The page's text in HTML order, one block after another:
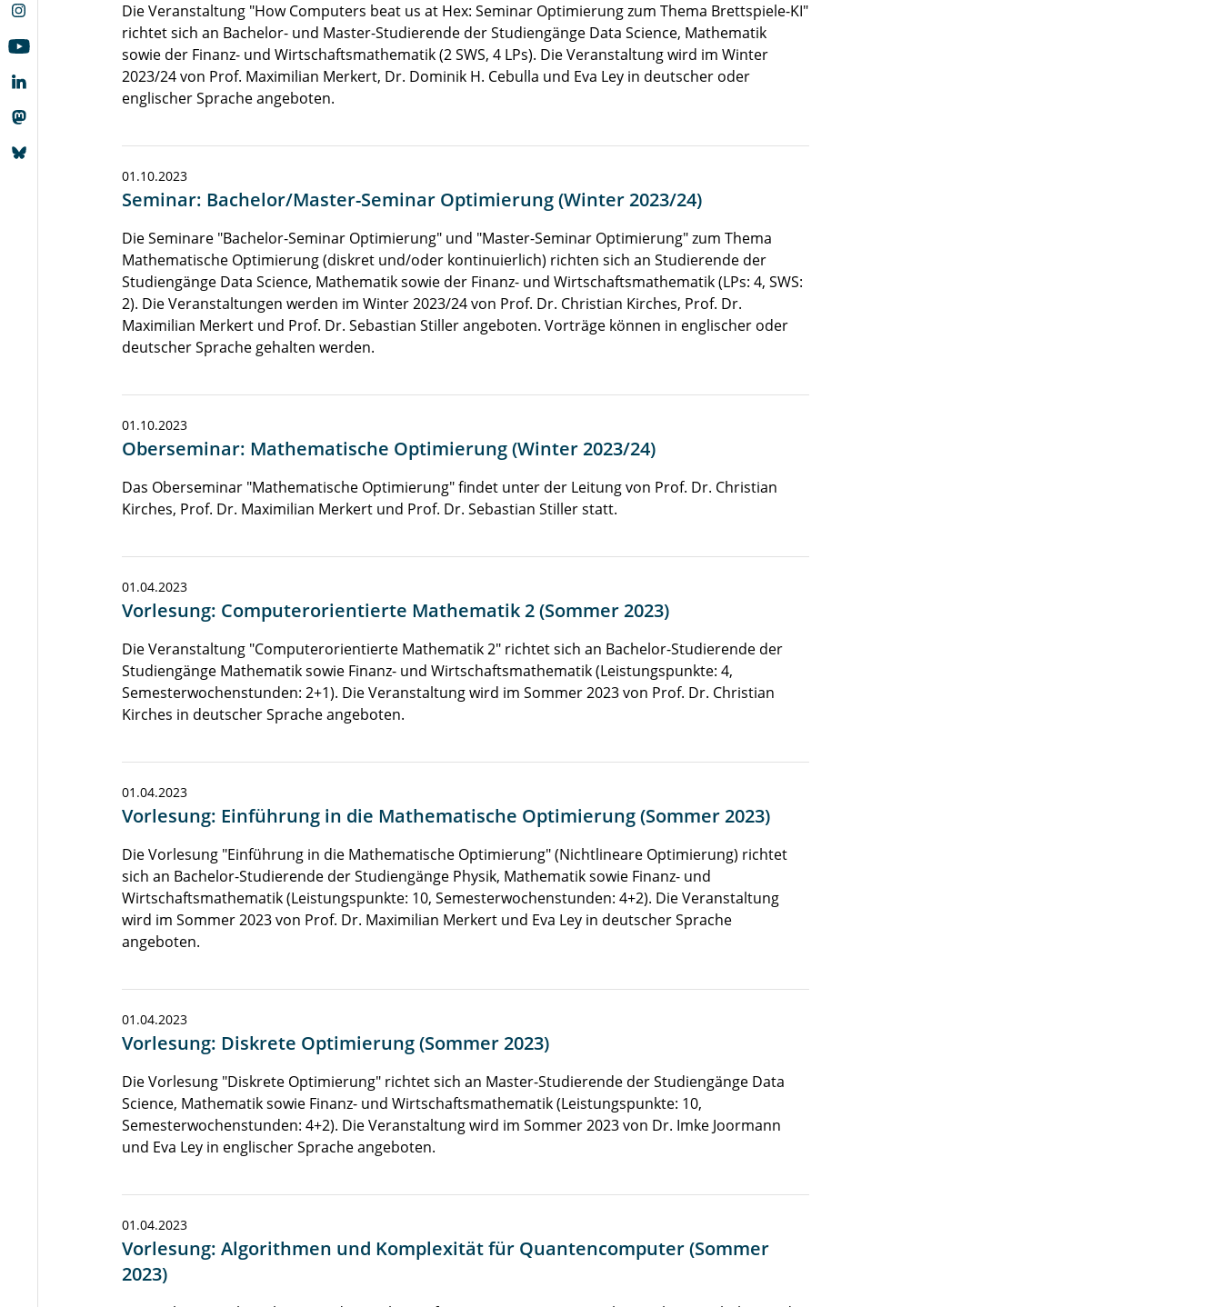
Die Veranstaltung "How Computers beat us at Hex: Seminar Optimierung zum Thema Brettspiele-KI"
richtet sich an Bachelor- und Master-Studierende der Studiengänge Data Science, Mathematik
sowie der Finanz- und Wirtschaftsmathematik (2 SWS, 4 LPs). Die Veranstaltung wird im Winter
2023/24 von Prof. Maximilian Merkert, Dr. Dominik H. Cebulla und Eva Ley in deutscher oder
englischer Sprache angeboten.
01.10.2023
Seminar: Bachelor/Master-Seminar Optimierung (Winter 2023/24)
Die Seminare "Bachelor-Seminar Optimierung" und "Master-Seminar Optimierung" zum Thema
Mathematische Optimierung (diskret und/oder kontinuierlich) richten sich an Studierende der
Studiengänge Data Science, Mathematik sowie der Finanz- und Wirtschaftsmathematik (LPs: 4, SWS:
2). Die Veranstaltungen werden im Winter 2023/24 von Prof. Dr. Christian Kirches, Prof. Dr.
Maximilian Merkert und Prof. Dr. Sebastian Stiller angeboten. Vorträge können in englischer oder
deutscher Sprache gehalten werden.
01.10.2023
Oberseminar: Mathematische Optimierung (Winter 2023/24)
Das Oberseminar "Mathematische Optimierung" findet unter der Leitung von Prof. Dr. Christian
Kirches, Prof. Dr. Maximilian Merkert und Prof. Dr. Sebastian Stiller statt.
01.04.2023
Vorlesung: Computerorientierte Mathematik 2 (Sommer 2023)
Die Veranstaltung "Computerorientierte Mathematik 2" richtet sich an Bachelor-Studierende der
Studiengänge Mathematik sowie Finanz- und Wirtschaftsmathematik (Leistungspunkte: 4,
Semesterwochenstunden: 2+1). Die Veranstaltung wird im Sommer 2023 von Prof. Dr. Christian
Kirches in deutscher Sprache angeboten.
01.04.2023
Vorlesung: Einführung in die Mathematische Optimierung (Sommer 2023)
Die Vorlesung "Einführung in die Mathematische Optimierung" (Nichtlineare Optimierung) richtet
sich an Bachelor-Studierende der Studiengänge Physik, Mathematik sowie Finanz- und
Wirtschaftsmathematik (Leistungspunkte: 10, Semesterwochenstunden: 4+2). Die Veranstaltung
wird im Sommer 2023 von Prof. Dr. Maximilian Merkert und Eva Ley in deutscher Sprache
angeboten.
01.04.2023
Vorlesung: Diskrete Optimierung (Sommer 2023)
Die Vorlesung "Diskrete Optimierung" richtet sich an Master-Studierende der Studiengänge Data
Science, Mathematik sowie Finanz- und Wirtschaftsmathematik (Leistungspunkte: 10,
Semesterwochenstunden: 4+2). Die Veranstaltung wird im Sommer 2023 von Dr. Imke Joormann
und Eva Ley in englischer Sprache angeboten.
01.04.2023
Vorlesung: Algorithmen und Komplexität für Quantencomputer (Sommer
2023)